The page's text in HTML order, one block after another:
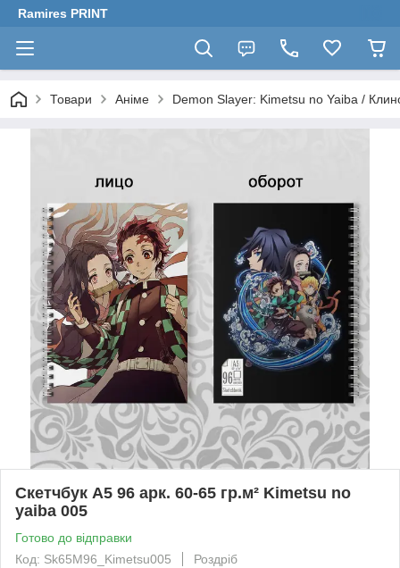
Ramires PRINT
Товари Аніме Demon Slayer: Kimetsu no Yaiba /
Скетчбук А5 96 арк. 60-65 гр.м² Kimetsu no
yaiba 005
Готово до відправки
Код: Sk65M96_Kimetsu005
Роздріб